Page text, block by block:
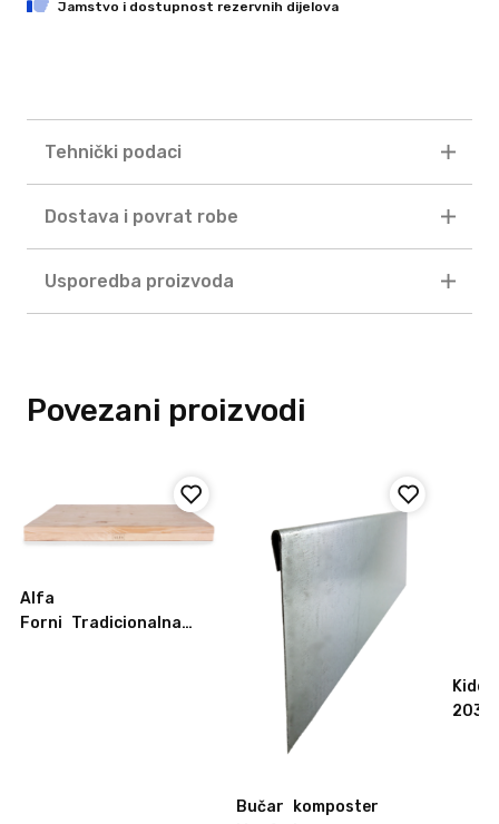
Jamstvo i dostupnost rezervnih dijelova
Tehnički podaci
Dostava i povrat robe
Usporedba proizvoda
Povezani proizvodi
Alfa
Forni Tradicionalna
Bučar
komposter
Kidde